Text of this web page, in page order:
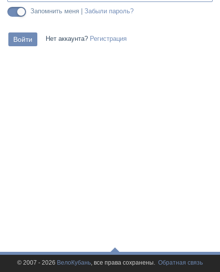
Запомнить меня | Забыли пароль?
Нет аккаунта? Регистрация
© 2007 - 2026 ВелоКубань, все права сохранены. Обратная связь